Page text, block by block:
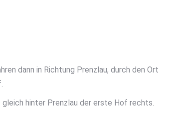
dann in Richtung Prenzlau, durch den Ort
gleich hinter Prenzlau der erste Hof rechts.